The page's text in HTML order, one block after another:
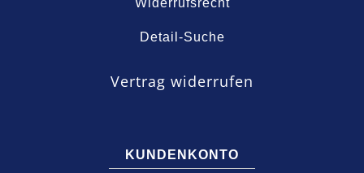
Widerrufsrecht
Detail-Suche
Vertrag widerrufen
KUNDENKONTO